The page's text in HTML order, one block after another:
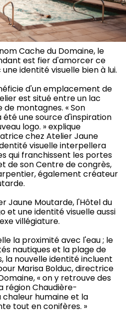
Cache du Domaine, le
est fier d'amorcer ce
identité visuelle bien à lui.
d'un emplacement de
est situé entre un lac
montagnes. « Son
une source d'inspiration
logo. » explique
chez Atelier Jaune
visuelle interpellera
qui franchissent les portes
de son Centre de congrès,
également créateur
Jaune Moutarde, l'Hôtel du
et une identité visuelle aussi
villégiature.
la proximité avec l'eau ; le
nautiques et la plage de
la nouvelle identité incluent
Marisa Bolduc, directrice
« on y retrouve des
région Chaudière-
chaleur humaine et la
tout en conifères. »